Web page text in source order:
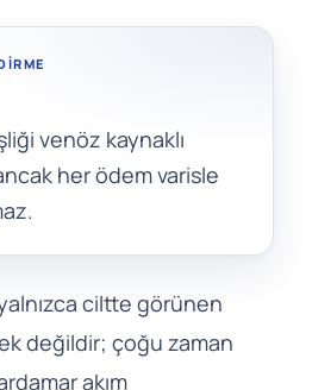
venöz kaynaklı
her ödem varisle
ciltte görünen
değildir; çoğu zaman
akım